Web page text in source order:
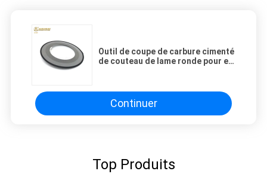
Outil de coupe de carbure cimenté
de couteau de lame ronde pour en
Continuer
Top Produits